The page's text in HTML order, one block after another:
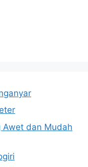
Awet dan Mudah